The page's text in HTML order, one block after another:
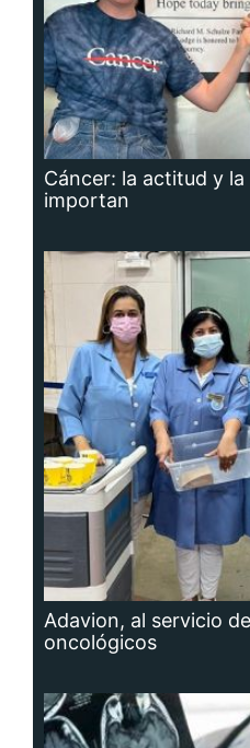
Cáncer: la actitud y
importan
Adavion, al servicio
oncológicos